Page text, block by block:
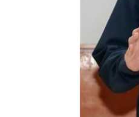
三立
AI時代！威
商場戰國
台彩父親